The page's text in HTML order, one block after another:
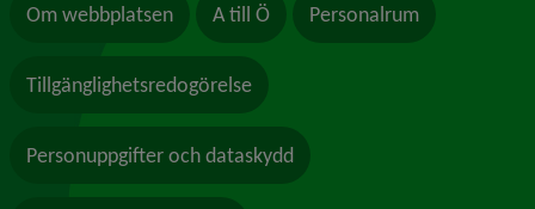
Om webbplatsen A till Ö Personalrum
Tillgänglighetsredogörelse
Personuppgifter och dataskydd